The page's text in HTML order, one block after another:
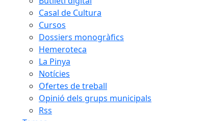
Casal de Cultura
Cursos
Dossiers monogràfics
Hemeroteca
La Pinya
Notícies
Ofertes de treball
Opinió dels grups municipals
Rss